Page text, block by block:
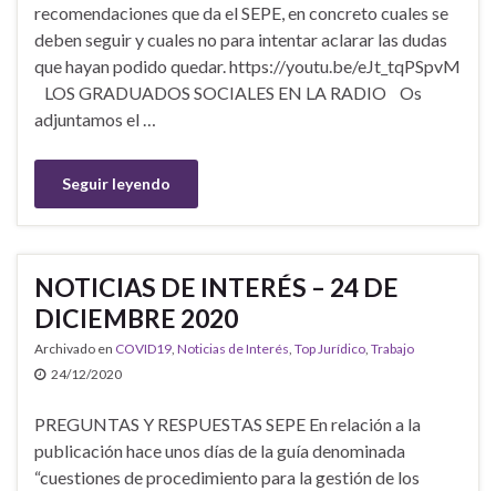
recomendaciones que da el SEPE, en concreto cuales se
deben seguir y cuales no para intentar aclarar las dudas
que hayan podido quedar. https://youtu.be/eJt_tqPSpvM
LOS GRADUADOS SOCIALES EN LA RADIO Os
adjuntamos el …
Seguir leyendo
NOTICIAS DE INTERÉS – 24 DE
DICIEMBRE 2020
Archivado en COVID19 Noticias de Interés Top Jurídico Trabajo
24/12/2020
PREGUNTAS Y RESPUESTAS SEPE En relación a la
publicación hace unos días de la guía denominada
“cuestiones de procedimiento para la gestión de los